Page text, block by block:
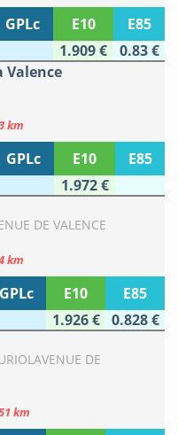
GPLc E10
E85
1.909 €
0.83 €
Valence
km
GPLc E10
E85
1.972 €
DE VALENCE
km
GPLc E10
E85
1.926 €
0.828 €
DE
km